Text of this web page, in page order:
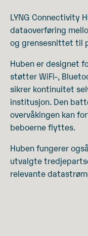
LYNG Connectivity
dataoverføring
og grensesnittet til
Huben er designet
støtter WiFi-,
sikrer kontinuitet
institusjon. Den
overvåkingen kan
beboerne flyttes.
Huben fungerer
utvalgte
relevante